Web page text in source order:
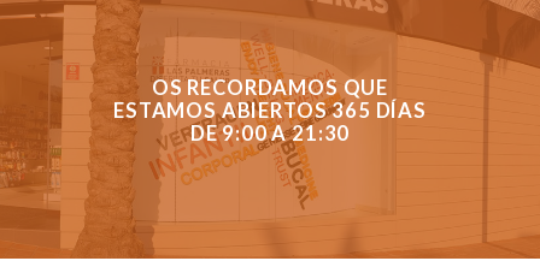
OS RECORDAMOS QUE
ESTAMOS ABIERTOS 365 DÍAS
DE 9:00 A 21:30